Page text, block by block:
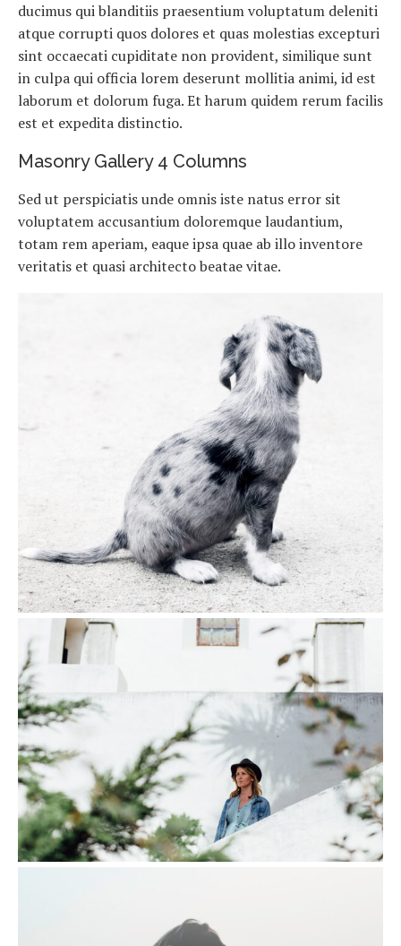
ducimus qui blanditiis praesentium voluptatum deleniti
atque corrupti quos dolores et quas molestias excepturi
sint occaecati cupiditate non provident, similique sunt
in culpa qui officia lorem deserunt mollitia animi, id est
laborum et dolorum fuga. Et harum quidem rerum facilis
est et expedita distinctio.
Masonry Gallery 4 Columns
Sed ut perspiciatis unde omnis iste natus error sit
voluptatem accusantium doloremque laudantium,
totam rem aperiam, eaque ipsa quae ab illo inventore
veritatis et quasi architecto beatae vitae.